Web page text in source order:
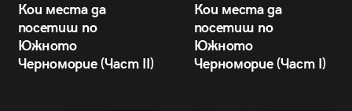
Кои места да
посетиш по
Южното
Черноморие (Част II)
Кои места да
посетиш по
Южното
Черноморие (Част I)